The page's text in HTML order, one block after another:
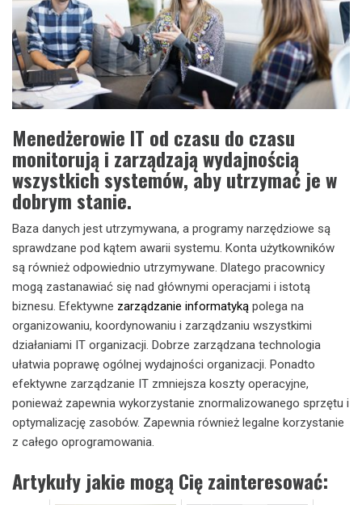
Menedżerowie IT od czasu do czasu
monitorują i zarządzają wydajnością
wszystkich systemów, aby utrzymać je w
dobrym stanie.
Baza danych jest utrzymywana, a programy narzędziowe są
sprawdzane pod kątem awarii systemu. Konta użytkowników
są również odpowiednio utrzymywane. Dlatego pracownicy
mogą zastanawiać się nad głównymi operacjami i istotą
biznesu. Efektywne zarządzanie informatyką polega na
organizowaniu, koordynowaniu i zarządzaniu wszystkimi
działaniami IT organizacji. Dobrze zarządzana technologia
ułatwia poprawę ogólnej wydajności organizacji. Ponadto
efektywne zarządzanie IT zmniejsza koszty operacyjne,
ponieważ zapewnia wykorzystanie znormalizowanego sprzętu i
optymalizację zasobów. Zapewnia również legalne korzystanie
z całego oprogramowania.
Artykuły jakie mogą Cię zainteresować: